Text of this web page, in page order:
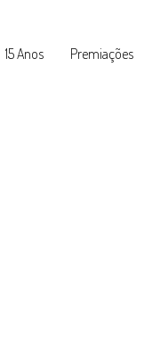
15 Anos Premiações